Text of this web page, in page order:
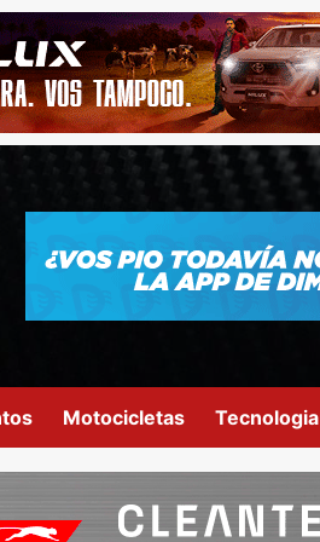
Motocicletas Tecnologia